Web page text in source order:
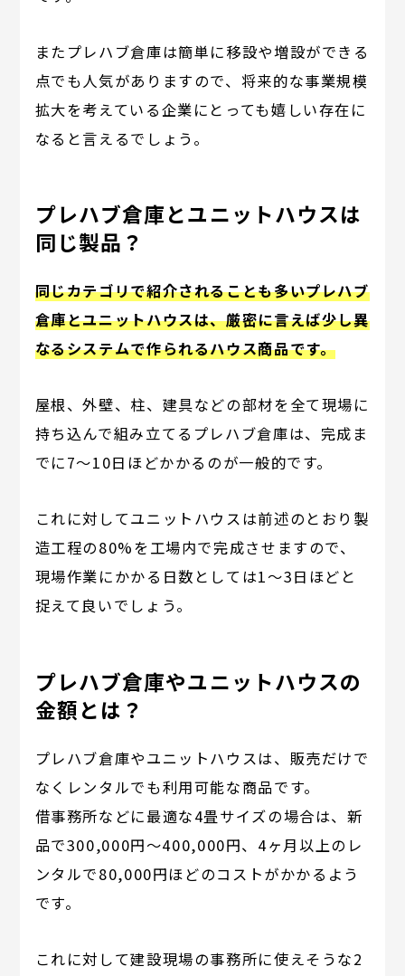
またプレハブ倉庫は簡単に移設や増設ができる
点でも人気がありますので、将来的な事業規模
拡大を考えている企業にとっても嬉しい存在に
なると言えるでしょう。
プレハブ倉庫とユニットハウスは
同じ製品？
同じカテゴリで紹介されることも多いプレハブ
倉庫とユニットハウスは、厳密に言えば少し異
なるシステムで作られるハウス商品です。
屋根、外壁、柱、建具などの部材を全て現場に
持ち込んで組み立てるプレハブ倉庫は、完成ま
でに7～10日ほどかかるのが一般的です。
これに対してユニットハウスは前述のとおり製
造工程の80%を工場内で完成させますので、
現場作業にかかる日数としては1～3日ほどと
捉えて良いでしょう。
プレハブ倉庫やユニットハウスの
金額とは？
プレハブ倉庫やユニットハウスは、販売だけで
なくレンタルでも利用可能な商品です。
借事務所などに最適な4畳サイズの場合は、新
品で300,000円～400,000円、4ヶ月以上のレ
ンタルで80,000円ほどのコストがかかるよう
です。
これに対して建設現場の事務所に使えそうな2